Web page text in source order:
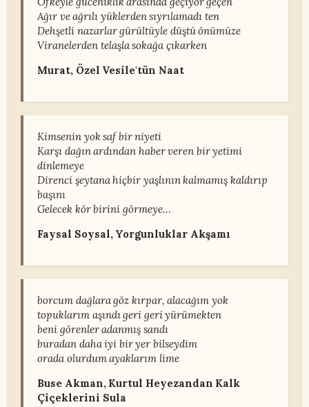
Ağır ve ağrılı yüklerden sıyrılamadı ten
Dehşetli nazarlar gürültüyle düştü önümüze
Viranelerden telaşla sokağa çıkarken
Murat, Özel Vesile'tün Naat
Kimsenin yok saf bir niyeti
Karşı dağın ardından haber veren bir yetimi
dinlemeye
Direnci şeytana hiçbir yaşlının kalmamış kaldırıp
başını
Gelecek kör birini görmeye…
Faysal Soysal, Yorgunluklar Akşamı
borcum dağlara göz kırpar, alacağım yok
topuklarım aşındı geri geri yürümekten
beni görenler adanmış sandı
buradan daha iyi bir yer bilseydim
orada olurdum ayaklarım lime
Buse Akman, Kurtul Heyezandan Kalk
Çiçeklerini Sula